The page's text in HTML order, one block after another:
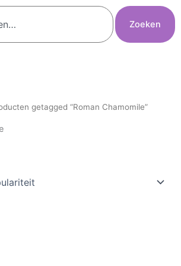
Zoeken
getagged “Roman Chamomile”